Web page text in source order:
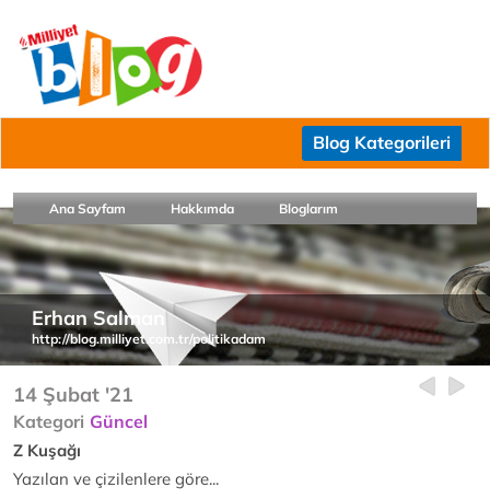
Blog Kategorileri
Ana Sayfam Hakkımda Bloglarım
Erhan Salman
http://blog.milliyet.com.tr/politikadam
14 Şubat '21
Kategori Güncel
Z Kuşağı
Yazılan ve çizilenlere göre...